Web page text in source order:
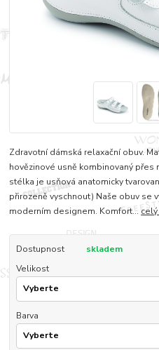
Zdravotní dámská relaxační obuv.
hovězinové usně kombinovaný přes
stélka je usňová anatomicky
přirozeně vyschnout) Naše obuv se
moderním designem. Komfort...
Dostupnost
skladem
Velikost
Barva